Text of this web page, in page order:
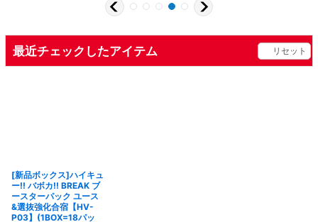
最近チェックしたアイテム リセット
[新品ボックス]ハイキュ
ー!! バボカ!! BREAK ブ
ースターパック ユース
&選抜強化合宿【HV-
P03】(1BOX=18パッ